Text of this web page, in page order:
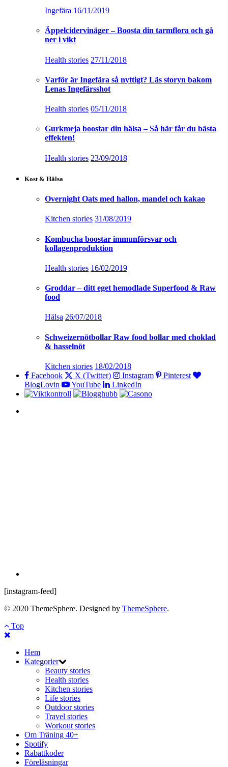
Ingefära 16/11/2019
Äppelcidervinäger – Boosta din tarmflora och gå
ner i vikt
Health stories 27/11/2018
Varför är Ingefära så nyttigt? Läs storyn bakom
Lenas Ingefärsshot
Health stories 05/11/2018
Gurkmeja boostar din hälsa – Så här får du bästa
effekten!
Health stories 23/09/2018
Kost & Hälsa
Overnight Oats med hallon, mandel och kakao
Kitchen stories 31/08/2019
Kombucha boostar immunförsvar och
kollagenproduktion
Health stories 16/02/2019
Groddar – ditt eget hemodlade Superfood & Raw
food
Hälsa 26/07/2018
Schweizernötbollar Raw food bollar med choklad
& hasselnöt
Kitchen stories 18/02/2018
Facebook
X (Twitter) Instagram
Pinterest
BlogLovin
YouTube LinkedIn
[instagram-feed]
© 2020 ThemeSphere. Designed by ThemeSphere.
Top
Hem
Kategorier
Beauty stories
Health stories
Kitchen stories
Life stories
Outdoor stories
Travel stories
Workout stories
Om Träning 40+
Spotify
Rabattkoder
Föreläsningar